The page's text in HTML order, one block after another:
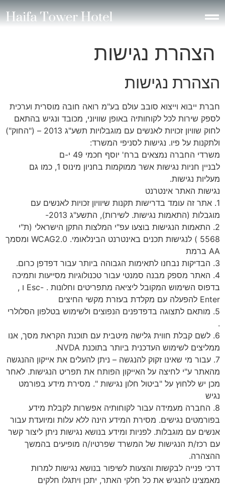
לתוכן
הצהרת נגישות
הצהרת נגישות
חברת ייבוא וייצוא סובב עולם בע"מ רואה חובה מוסרית וערכית
לספק שירות לכל לקוחותיה באופן שוויוני, מכובד ונגיש בהתאם
לחוק שוויון זכויות לאנשים עם מוגבלויות תשע"ג 2013 – ("החוק")
ולתקנות על פיו. נגישות לסניפי המשרד:
משרדי החברה נמצאים ברח' יוסף חכמי 49 י-ם
לבניין חניות נגישות אשר ממוקמות בחניון מינוס 1, כמו גם
מעליות נגישות.
נגישות האתר אינטרנט
1. אתר זה עומד בדרישות תקנות שיוויון זכויות לאנשים עם
מוגבלות (התאמות נגישות. לשירות), התשע"ג 2013-
2. התאמות הנגישות בוצעו עפ"י המלצות התקן הישראלי (ת"י
5568 ) לנגישות תכנים באינטרנט הבינלאומי. WCAG2.0 ומסמך
AA ברמת
3. הבדיקות נבחנו לתאימות הגבוהה ביותר עבור דפדפן כרום.
4. האתר מספק מבנה סמנטי עבור טכנולוגיות מסייעות ותמיכה
בדפוס השימוש המקובל ליציאה מתפריטים וחלונות . -Esc ו ,
Enter להפעלה עם מקלדת בעזרת מקשי החיצים
5. מותאם לתצוגה בדפדפנים הנפוצים ולשימוש בטלפון הסלולרי
.
6. לשם קבלת חווית גלישה מיטבית עם תוכנת הקראת מסך, אנו
ממליצים לשימוש העדכנית ביותר בתוכנת NVDA.
7. עבור מי שאינו זקוק להנגשה – ניתן להעלים את אייקון ההנגשה
מהאתר ע"י לחיצה על האייקון הפותח את תפריט הנגישות. לאחר
מכן יש ללחוץ על "ביטול חלון נגישות ". מסירת מידע בפורמט
נגיש
8. החברה מעמידה עבור לקוחותיה אפשרות לקבלת מידע
בפורמטים נגישים. מסירת המידע הינה ללא עלות ומיועדת עבור
אנשים עם מוגבלות. לפניות ומידע בנושא נגישות ניתן ליצור קשר
עם רכז/ת הנגישות של המשרד שפרטיו/ה מופיעים בהמשך
ההצהרה.
דרכי פנייה לבקשות והצעות לשיפור בנושא נגישות למרות
מאמצינו להנגיש את כל חלקי האתר, יתכן ויתגלו חלקים